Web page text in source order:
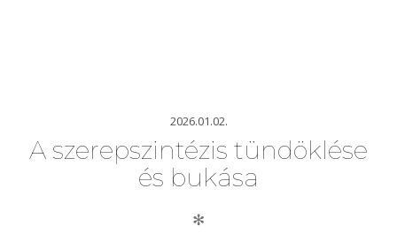
2026.01.02.
A szerepszintézis tündöklése
és bukása
✻